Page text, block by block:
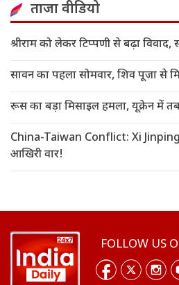
ताजा वीडियो
श्रीराम को लेकर टिप्पणी से बढ़ा
सावन का पहला सोमवार, शिव पूजा से
रूस का बड़ा मिसाइल हमला, यूक्रेन में
China-Taiwan Conflict: Xi Jinping
आखिरी वार!
FOLLOW US